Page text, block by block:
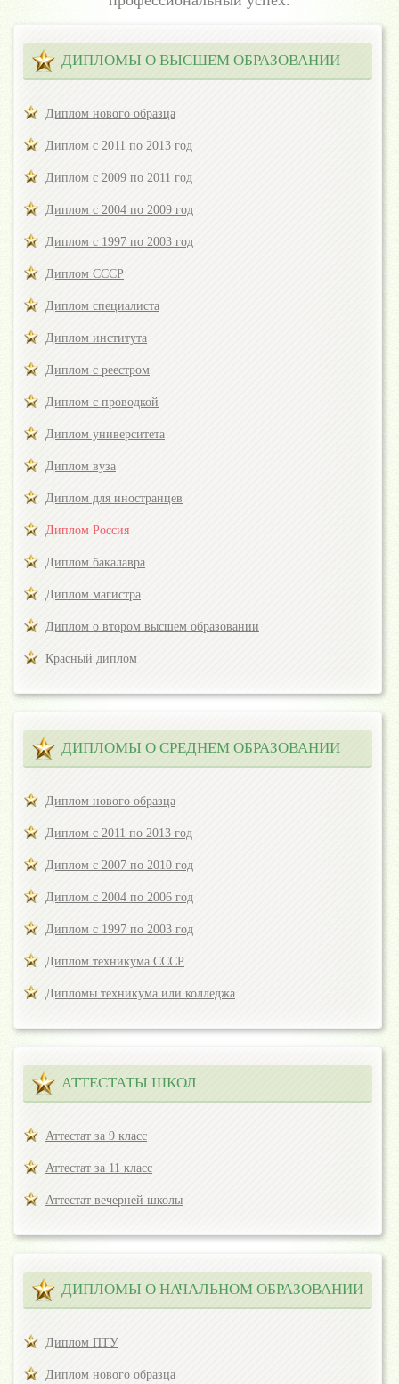
ДИПЛОМЫ О ВЫСШЕМ ОБРАЗОВАНИИ
Диплом нового образца
Диплом с 2011 по 2013 год
Диплом с 2009 по 2011 год
Диплом с 2004 по 2009 год
Диплом с 1997 по 2003 год
Диплом СССР
Диплом специалиста
Диплом института
Диплом с реестром
Диплом с проводкой
Диплом университета
Диплом вуза
Диплом для иностранцев
Диплом Россия
Диплом бакалавра
Диплом магистра
Диплом о втором высшем образовании
Красный диплом
ДИПЛОМЫ О СРЕДНЕМ ОБРАЗОВАНИИ
Диплом нового образца
Диплом с 2011 по 2013 год
Диплом с 2007 по 2010 год
Диплом с 2004 по 2006 год
Диплом с 1997 по 2003 год
Диплом техникума СССР
Дипломы техникума или колледжа
АТТЕСТАТЫ ШКОЛ
Аттестат за 9 класс
Аттестат за 11 класс
Аттестат вечерней школы
ДИПЛОМЫ О НАЧАЛЬНОМ ОБРАЗОВАНИИ
Диплом ПТУ
Диплом нового образца